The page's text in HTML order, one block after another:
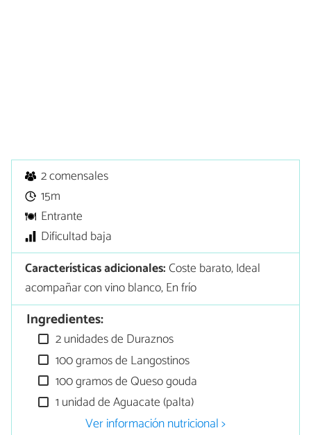
2 comensales
15m
Entrante
Dificultad baja
Características adicionales:Coste barato, Ideal
acompañar con vino blanco, En frío
Ingredientes:
2 unidades de Duraznos
100 gramos de Langostinos
100 gramos de Queso gouda
1 unidad de Aguacate (palta)
Ver información nutricional >